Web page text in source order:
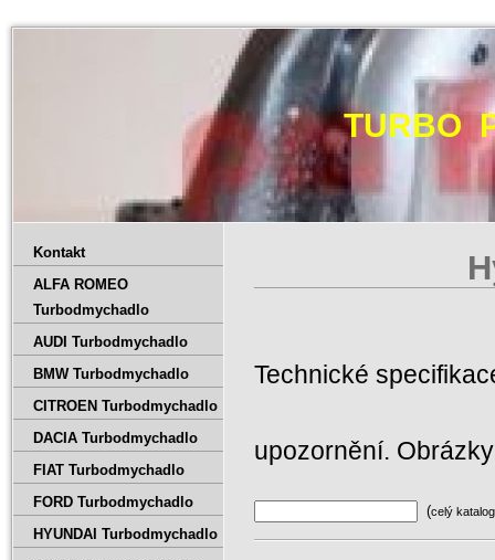
TURBO
Technické
upozornění.
(celý katalog
Kontakt
ALFA ROMEO
Turbodmychadlo
AUDI Turbodmychadlo
BMW Turbodmychadlo
CITROEN Turbodmychadlo
DACIA Turbodmychadlo
FIAT Turbodmychadlo
FORD Turbodmychadlo
HYUNDAI Turbodmychadlo